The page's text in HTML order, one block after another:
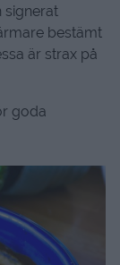
signerat
bestämt
är strax på
goda